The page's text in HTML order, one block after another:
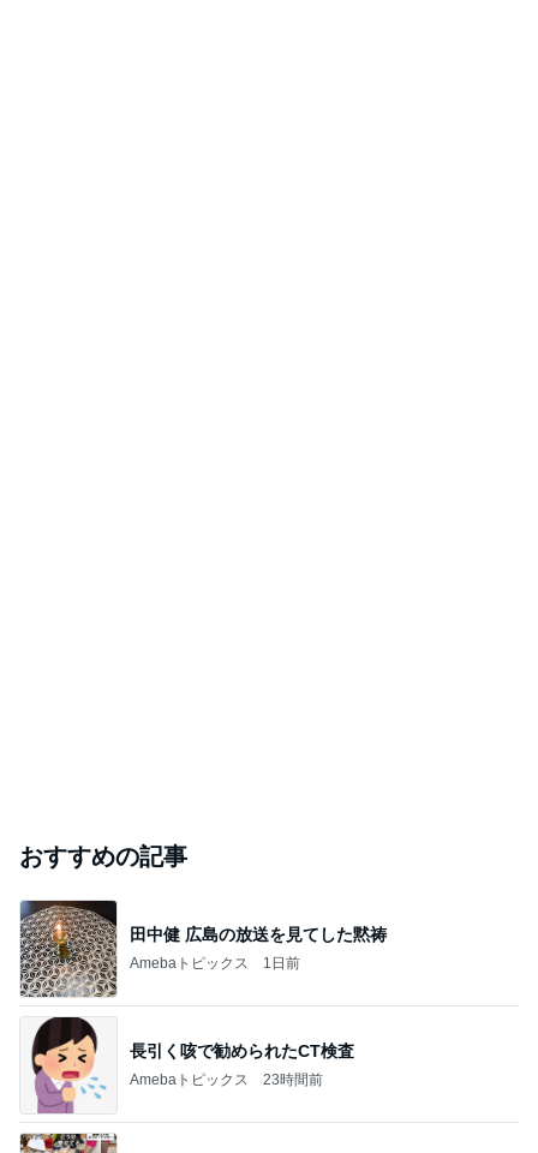
おすすめの記事
田中健 広島の放送を見てした黙祷
Amebaトピックス 1日前
長引く咳で勧められたCT検査
Amebaトピックス 23時間前